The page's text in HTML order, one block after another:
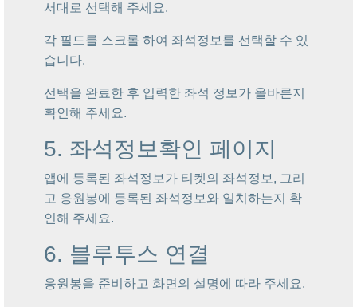
서대로 선택해 주세요.
각 필드를 스크롤 하여 좌석정보를 선택할 수 있
습니다.
선택을 완료한 후 입력한 좌석 정보가 올바른지
확인해 주세요.
5. 좌석정보확인 페이지
앱에 등록된 좌석정보가 티켓의 좌석정보, 그리
고 응원봉에 등록된 좌석정보와 일치하는지 확
인해 주세요.
6. 블루투스 연결
응원봉을 준비하고 화면의 설명에 따라 주세요.